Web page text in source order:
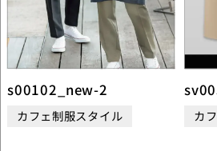
s00102_new-2
カフェ制服スタイル カ